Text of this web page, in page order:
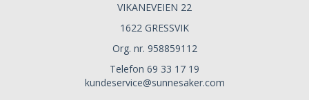
VIKANEVEIEN 22
1622 GRESSVIK
Org. nr. 958859112
Telefon 69 33 17 19
kundeservice@sunnesaker.com